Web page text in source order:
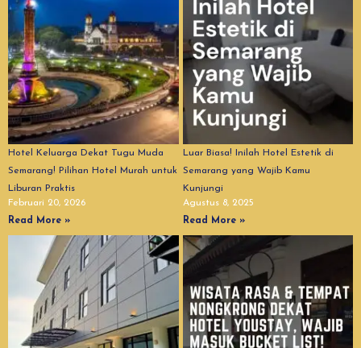
Hotel Keluarga Dekat Tugu Muda
Semarang! Pilihan Hotel Murah untuk
Liburan Praktis
Februari 20, 2026
Read More »
Luar Biasa! Inilah Hotel Estetik di
Semarang yang Wajib Kamu
Kunjungi
Agustus 8, 2025
Read More »